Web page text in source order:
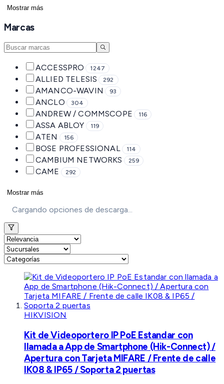
Mostrar más
Marcas
ACCESSPRO 1247
ALLIED TELESIS 292
AMANCO-WAVIN 93
ANCLO 304
ANDREW / COMMSCOPE 116
ASSA ABLOY 119
ATEN 156
BOSE PROFESSIONAL 114
CAMBIUM NETWORKS 259
CAME 292
Mostrar más
Cargando opciones de descarga...
HIKVISION
Kit de Videoportero IP PoE Estandar con
llamada a App de Smartphone (Hik-Connect) /
Apertura con Tarjeta MIFARE / Frente de calle
IK08 & IP65 / Soporta 2 puertas